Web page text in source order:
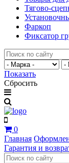
Тягово-
Фаркоп
Фиксатор
Показать
Сбросить
0
Главная
Гарантия и